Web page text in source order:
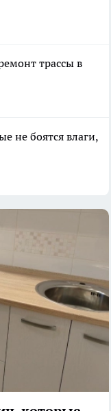
трассы в
не боятся влаги,